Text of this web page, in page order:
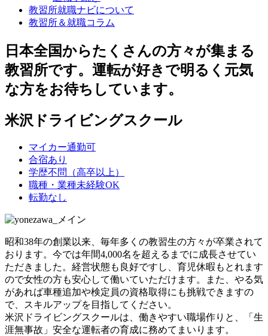
教習所就職ナビについて
教習所＆就職コラム
日本全国からたくさんの方々が集まる
教習所です。運転が好きで明るく元気
な方をお待ちしています。
米沢ドライビングスクール
マイカー通勤可
合宿あり
学歴不問（高卒以上）
職種・業種未経験OK
転勤なし
昭和38年の創業以来、毎年多くの教習生の方々が卒業されて
おります。今では年間4,000名を超えるまでに成長させてい
ただきました。経営状態も良好ですし、育児休暇もとれます
ので女性の方も安心して働いていただけます。また、やる気
があれば車種追加や検定員の資格取得にも挑戦できますの
で、スキルアップを目指してください。
米沢ドライビングスクールは、働きやすい職場作りと、「生
涯無事故」安全な運転者の育成に務めてまいります。